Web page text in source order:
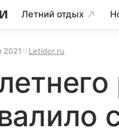
Летний отдых
2021 Letidor.ru